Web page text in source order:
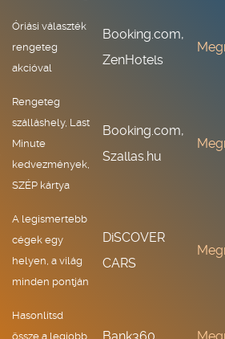
Óriási választék
rengeteg
akcióval
Booking.com,
ZenHotels
Rengeteg
szálláshely, Last
Minute
kedvezmények,
SZÉP kártya
Booking.com,
Szallas.hu
A legismertebb
cégek egy
helyen, a világ
minden pontján
DiSCOVER
CARS
Hasonlítsd
össze a legjobb